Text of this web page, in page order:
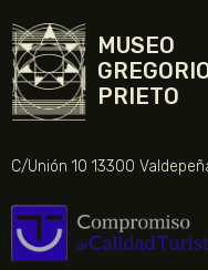
MUSEO
PRIETO
C/Unión 10 13300